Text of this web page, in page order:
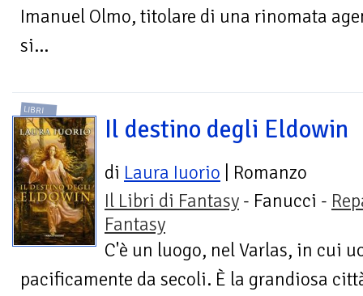
Imanuel Olmo, titolare di una rinomata
si...
LIBRI
Il destino degli Eldowin
di Laura Iuorio | Romanzo
Il Libri di Fantasy - Fanucci -
Fantasy
C'è un luogo, nel Varlas, in cui
pacificamente da secoli. È la grandiosa